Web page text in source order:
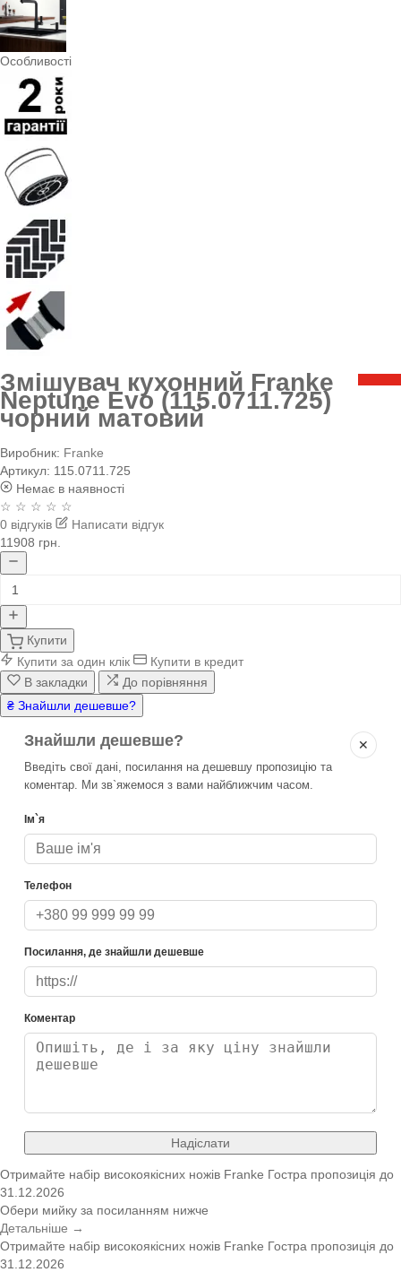
Особливості
Змішувач кухонний Franke
Neptune Evo (115.0711.725)
чорний матовий
Виробник: Franke
Артикул: 115.0711.725
Немає в наявності
☆ ☆ ☆ ☆ ☆
0 відгуків
Написати відгук
11908 грн.
Купити
Купити за один клік
Купити в кредит
В закладки
До порівняння
₴ Знайшли дешевше?
✕
Знайшли дешевше?
Введіть свої дані, посилання на дешевшу пропозицію та
коментар. Ми зв`яжемося з вами найближчим часом.
Ім`я
Телефон
Посилання, де знайшли дешевше
Коментар
Надіслати
Отримайте набір високоякісних ножів Franke Гостра пропозиція до
31.12.2026
Обери мийку за посиланням нижче
Детальніше →
Отримайте набір високоякісних ножів Franke Гостра пропозиція до
31.12.2026